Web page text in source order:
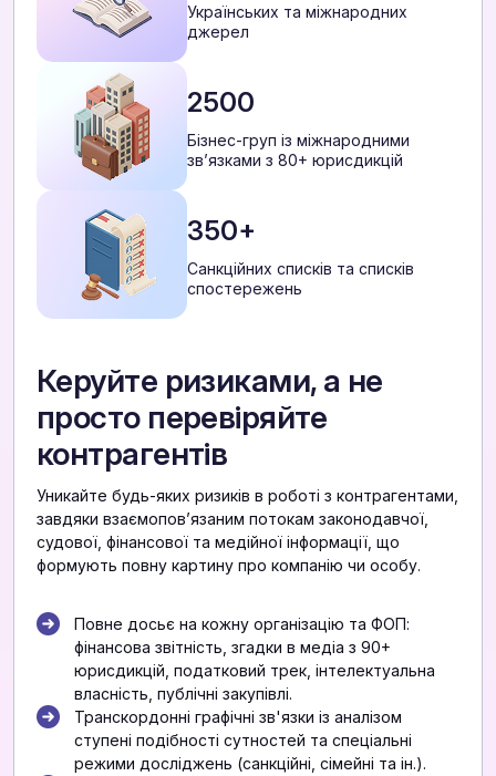
Українських та міжнародних
джерел
2500
Бізнес-груп із міжнародними
звʼязками з 80+ юрисдикцій
350+
Санкційних списків та списків
спостережень
Керуйте ризиками, а не
просто перевіряйте
контрагентів
Уникайте будь-яких ризиків в роботі з контрагентами,
завдяки взаємоповʼязаним потокам законодавчої,
судової, фінансової та медійної інформації, що
формують повну картину про компанію чи особу.
Повне досьє на кожну організацію та ФОП:
фінансова звітність, згадки в медіа з 90+
юрисдикцій, податковий трек, інтелектуальна
власність, публічні закупівлі.
Транскордонні графічні зв'язки із аналізом
ступені подібності сутностей та спеціальні
режими досліджень (санкційні, сімейні та ін.).